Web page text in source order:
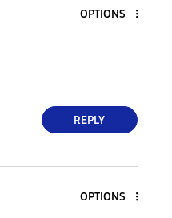
OPTIONS
REPLY
OPTIONS